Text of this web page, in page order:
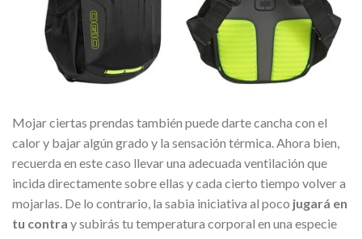
Mojar ciertas prendas también puede darte cancha con el
calor y bajar algún grado y la sensación térmica. Ahora bien,
recuerda en este caso llevar una adecuada ventilación que
incida directamente sobre ellas y cada cierto tiempo volver a
mojarlas. De lo contrario, la sabia iniciativa al poco jugará en
tu contra y subirás tu temperatura corporal en una especie